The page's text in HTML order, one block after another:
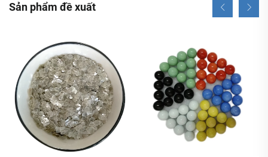
Sản phẩm đề xuất